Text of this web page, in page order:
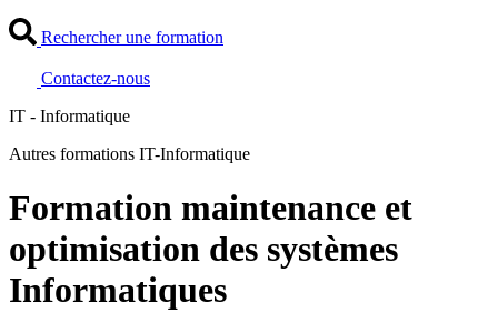
Rechercher une formation
Contactez-nous
IT - Informatique
Autres formations IT-Informatique
Formation maintenance et
optimisation des systèmes
Informatiques